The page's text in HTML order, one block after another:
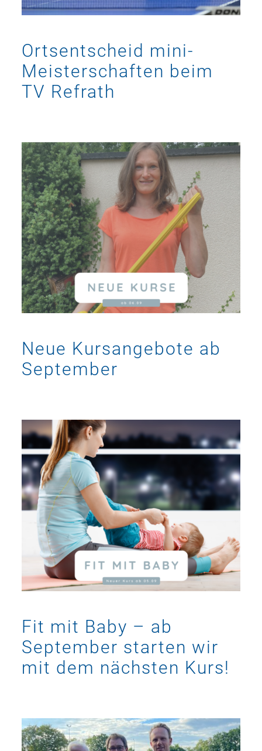
Ortsentscheid mini-
Meisterschaften beim
TV Refrath
Neue Kursangebote ab
September
Fit mit Baby – ab
September starten wir
mit dem nächsten Kurs!